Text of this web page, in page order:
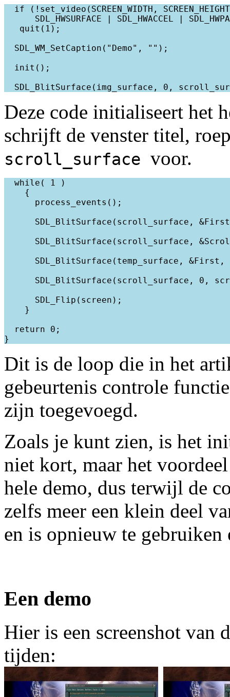
if (!set_video(SCREEN_WIDTH,
SDL_HWSURFACE | SDL_HWACCEL |
   quit(1);
  SDL_WM_SetCaption("Demo", "");
  init();
Deze code initialiseert het
schrijft de venster titel,
scroll_surface voor.
  while( 1 )
    {
      process_events();
SDL_BlitSurface(scroll_surface,
SDL_BlitSurface(scroll_surface,
SDL_BlitSurface(temp_surface, &First,
SDL_BlitSurface(scroll_surface, 0,
      SDL_Flip(screen);
    }
  return 0;
Dit is de loop die in het
gebeurtenis controle
zijn toegevoegd.
Zoals je kunt zien, is het
niet kort, maar het
hele demo, dus terwijl de
zelfs meer een klein deel
en is opnieuw te gebruiken
Een demo
Hier is een screenshot van
tijden: